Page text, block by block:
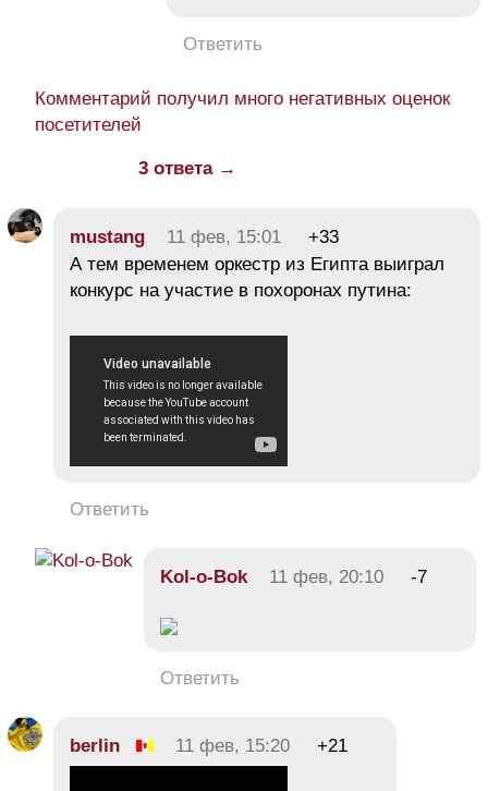
Ответить
Комментарий получил много негативных оценок
посетителей
3 ответа →
mustang 11 фев, 15:01
+33
А тем временем оркестр из Египта выиграл
конкурс на участие в похоронах путина:
Ответить
Kol-o-Bok 11 фев, 20:10 -7
Ответить
berlin 11 фев, 15:20 +21